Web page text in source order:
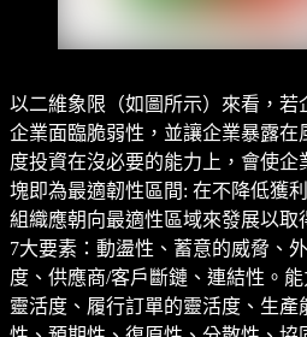
以二維象限（如圖所示）來看，
企業面臨脆弱性，並讓企業暴露在
度投資在沒必要的能力上，會使企
塊即為最適韌性區間: 在不降低獲
組織應朝向最適性區域來發展以取
7大要素：動盪性、蓄意的威脅、
度、供應商/客戶斷鏈、連結性。
靈活度、履行訂單的靈活度、生